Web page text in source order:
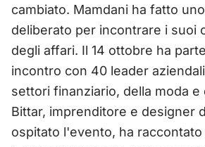
cambiato. Mamdani ha fatto
deliberato per incontrare i suoi
degli affari. Il 14 ottobre ha
incontro con 40 leader
settori finanziario, della moda e
Bittar, imprenditore e designer
ospitato l'evento, ha